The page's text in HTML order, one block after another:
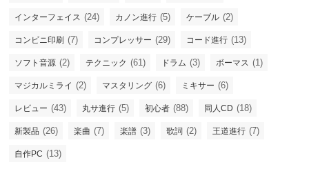
インターフェイス (24) カノン進行 (5) ケーブル (2)
コンビニ印刷 (7) コンプレッサー (29) コード進行 (13)
ソフト音源 (2) テクニック (61) ドラム (3) ボーマス (1)
マジカルミライ (2) マスタリング (6) ミキサー (6)
レビュー (43) 丸サ進行 (5) 初心者 (88) 同人CD (18)
新製品 (26) 楽曲 (7) 楽譜 (3) 歌詞 (2) 王道進行 (7)
自作PC (13)